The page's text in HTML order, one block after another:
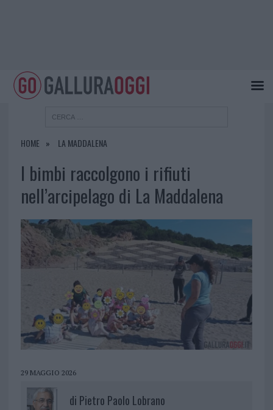
HOME LA MADDALENA
I bimbi raccolgono i rifiuti
nell’arcipelago di La Maddalena
29 MAGGIO 2026
di Pietro Paolo Lobrano